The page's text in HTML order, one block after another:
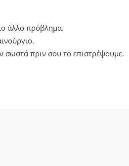
άλλο πρόβλημα.
σωστά πριν σου το επιστρέψουμε.